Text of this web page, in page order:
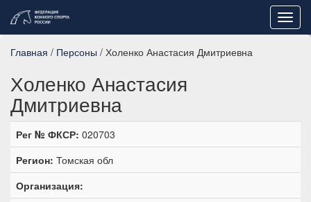
Главная / Персоны / Холенко Анастасия Дмитриевна
Холенко Анастасия
Дмитриевна
Рег № ФКСР: 020703
Регион: Томская обл
Организация: